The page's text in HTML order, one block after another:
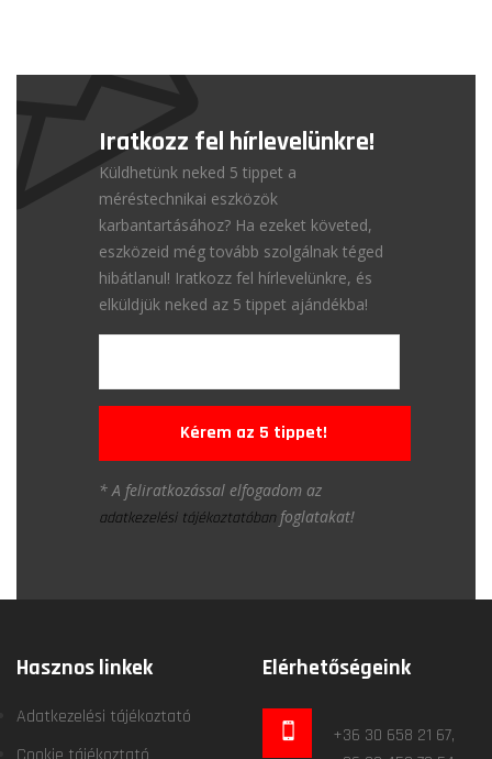
Iratkozz fel hírlevelünkre!
Küldhetünk neked 5 tippet a
méréstechnikai eszközök
karbantartásához? Ha ezeket követed,
eszközeid még tovább szolgálnak téged
hibátlanul! Iratkozz fel hírlevelünkre, és
elküldjük neked az 5 tippet ajándékba!
Kérem az 5 tippet!
* A feliratkozással elfogadom az
adatkezelési tájékoztatóbanfoglatakat!
Hasznos linkek
Adatkezelési tájékoztató
Elérhetőségeink
+36 30 658 21 67,